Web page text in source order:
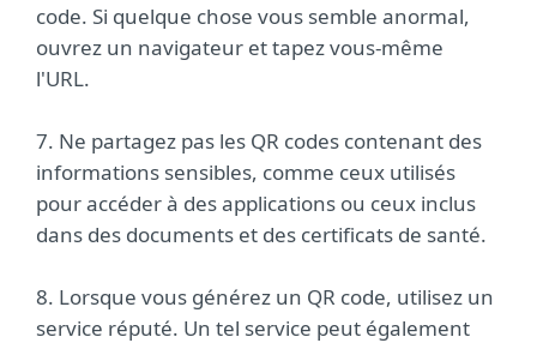
code. Si quelque chose vous semble anormal,
ouvrez un navigateur et tapez vous-même
l'URL.
7. Ne partagez pas les QR codes contenant des
informations sensibles, comme ceux utilisés
pour accéder à des applications ou ceux inclus
dans des documents et des certificats de santé.
8. Lorsque vous générez un QR code, utilisez un
service réputé. Un tel service peut également